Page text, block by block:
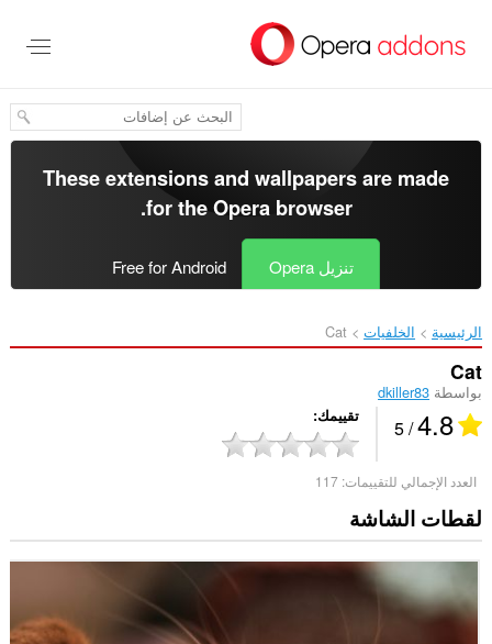
المحتوى
These extensions and wallpapers are made
for theOpera browser
.
تنزيل Opera Free for Android
الرئيسية الخلفيات Cat‎
Cat
بواسطة dkiller83
4.8
/ 5 تقييمك
العدد الإجمالي للتقييمات: 117
لقطات الشاشة